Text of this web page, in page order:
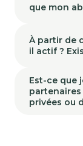
que mon
À partir de
il actif ?
Est-ce que
partenaires
privées ou